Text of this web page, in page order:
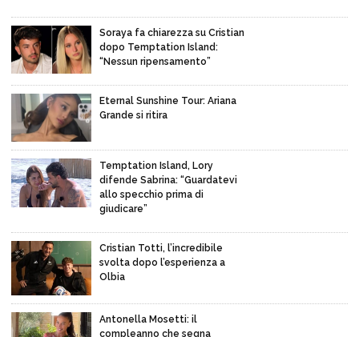
Soraya fa chiarezza su Cristian
dopo Temptation Island:
“Nessun ripensamento”
Eternal Sunshine Tour: Ariana
Grande si ritira
Temptation Island, Lory
difende Sabrina: “Guardatevi
allo specchio prima di
giudicare”
Cristian Totti, l’incredibile
svolta dopo l’esperienza a
Olbia
Antonella Mosetti: il
compleanno che segna